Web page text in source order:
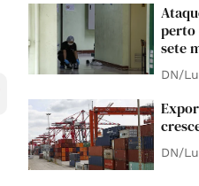
perto
sete
DN/
DN/